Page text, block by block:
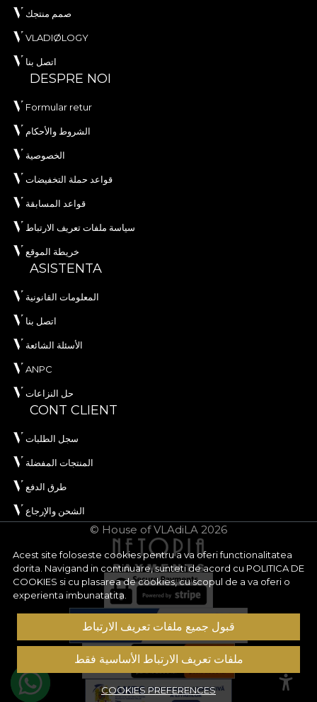
Acest site foloseste cookies pentru a va oferi functionalitatea
dorita. Navigand in continuare, sunteti de acord cu POLITICA DE
COOKIES si cu plasarea de cookies, cu scopul de a va oferi o
experienta imbunatatita.
قبول جميع ملفات تعريف الارتباط
ملفات تعريف الارتباط الأساسية فقط
COOKIES PREFERENCES
صمم منتجك
VLADIØLOGY
اتصل بنا
DESPRE NOI
Formular retur
الشروط والأحكام
الخصوصية
قواعد حملة التخفيضات
قواعد المسابقة
سياسة ملفات تعريف الارتباط
خريطة الموقع
ASISTENTA
المعلومات القانونية
اتصل بنا
الأسئلة الشائعة
ANPC
حل النزاعات
CONT CLIENT
سجل الطلبات
المنتجات المفضلة
طرق الدفع
الشحن والإرجاع
© House of VLAdiLA 2026